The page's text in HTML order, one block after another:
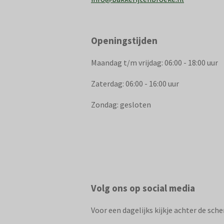
Openingstijden
Maandag t/m vrijdag: 06:00 - 18:00 uur
Zaterdag: 06:00 - 16:00 uur
Zondag: gesloten
Volg ons op social media
Voor een dagelijks kijkje achter de